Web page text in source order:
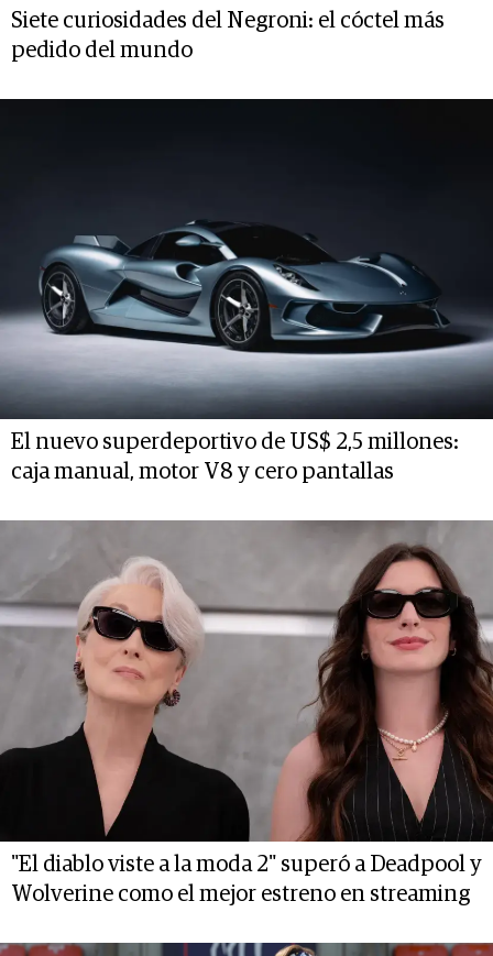
Siete curiosidades del Negroni: el cóctel más
pedido del mundo
El nuevo superdeportivo de US$ 2,5 millones:
caja manual, motor V8 y cero pantallas
"El diablo viste a la moda 2" superó a Deadpool y
Wolverine como el mejor estreno en streaming